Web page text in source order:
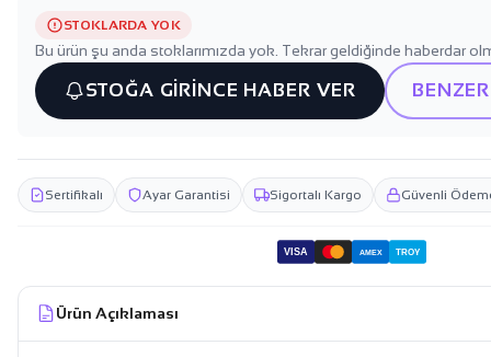
STOKLARDA YOK
Bu ürün şu anda stoklarımızda yok. Tekrar geldiğinde haberdar
STOĞA GİRİNCE HABER VER
Sertifikalı Ayar Garantisi Sigortalı Kargo Güvenli
VISA AMEX TROY
Ürün Açıklaması